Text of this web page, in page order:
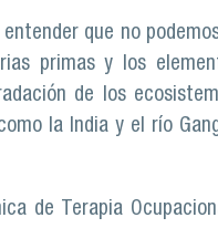
entender que no
primas y los
de los
la India y el río
de Terapia